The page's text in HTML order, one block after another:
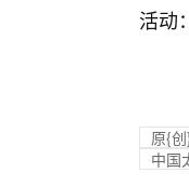
活动
原{
中国